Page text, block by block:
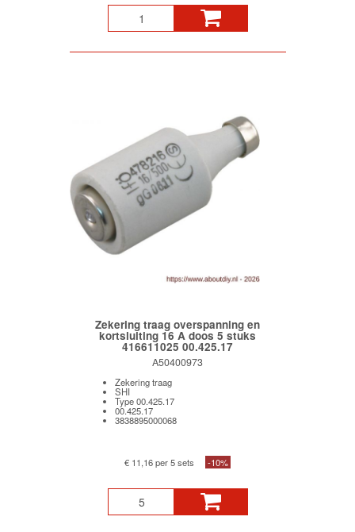
Zekering traag overspanning en
kortsluiting 16 A doos 5 stuks
416611025 00.425.17
A50400973
Zekering traag
SHI
Type 00.425.17
00.425.17
3838895000068
€ 11,16 per 5 sets -10%